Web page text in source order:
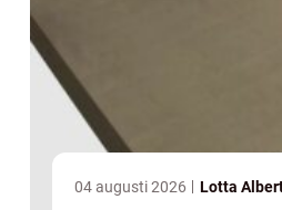
04 augusti 2026 Lotta